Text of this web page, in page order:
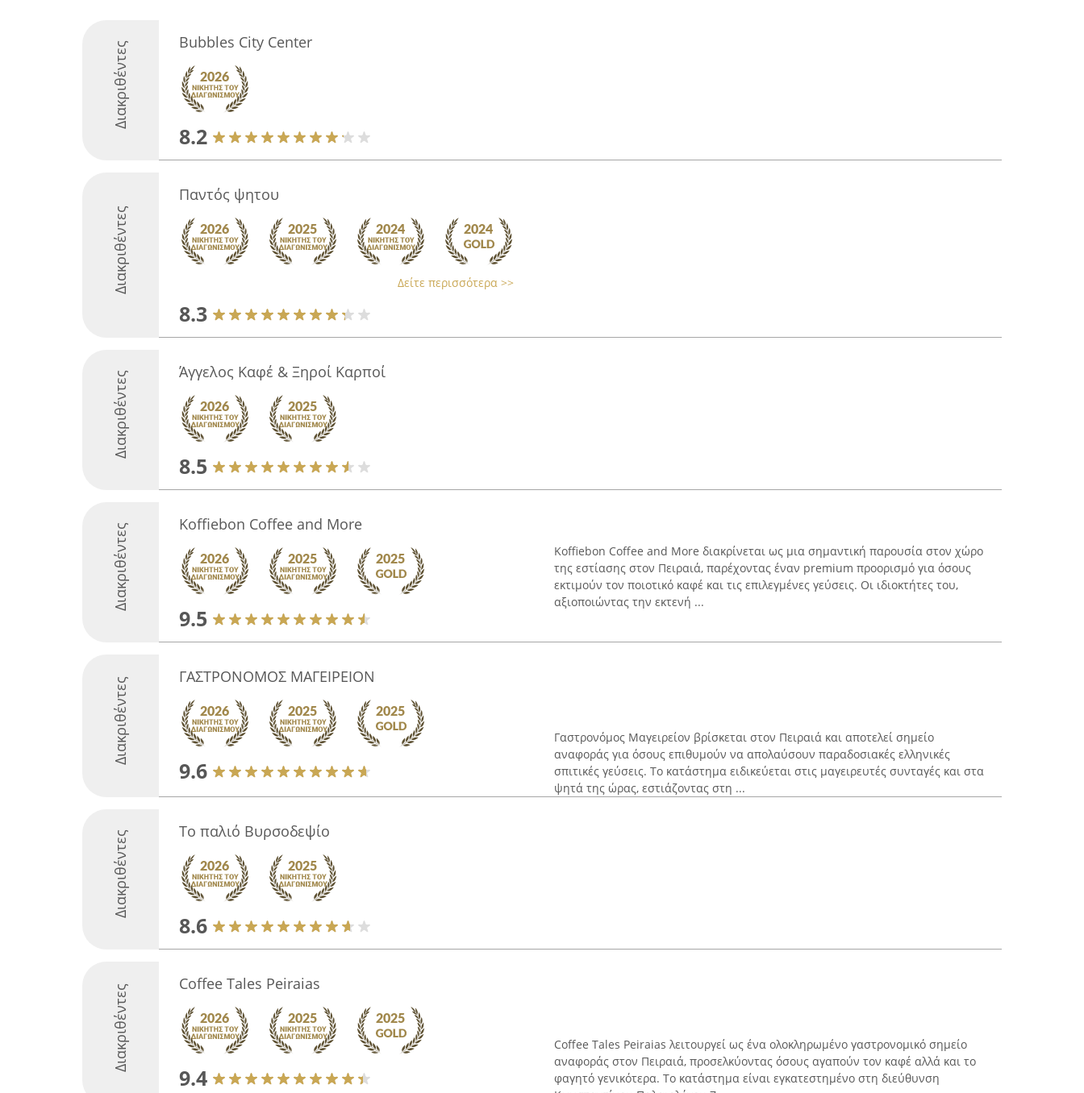
Διακριθέντες Bubbles City Center
8.2
Διακριθέντες
Παντός ψητου
Δείτε περισσότερα >>
8.3
Διακριθέντες Άγγελος Καφέ & Ξηροί Καρποί
8.5
Διακριθέντες Koffiebon Coffee and More
9.5
Koffiebon Coffee and More διακρίνεται ως μια σημαντική παρουσία στον χώρο
της εστίασης στον Πειραιά, παρέχοντας έναν premium προορισμό για όσους
εκτιμούν τον ποιοτικό καφέ και τις επιλεγμένες γεύσεις. Οι ιδιοκτήτες του,
αξιοποιώντας την εκτενή ...
Διακριθέντες ΓΑΣΤΡΟΝΟΜΟΣ ΜΑΓΕΙΡΕΙΟΝ
9.6
Γαστρονόμος Μαγειρείον βρίσκεται στον Πειραιά και αποτελεί σημείο
αναφοράς για όσους επιθυμούν να απολαύσουν παραδοσιακές ελληνικές
σπιτικές γεύσεις. Το κατάστημα ειδικεύεται στις μαγειρευτές συνταγές και στα
ψητά της ώρας, εστιάζοντας στη ...
Διακριθέντες Το παλιό Βυρσοδεψίο
8.6
Διακριθέντες Coffee Tales Peiraias
9.4
Coffee Tales Peiraias λειτουργεί ως ένα ολοκληρωμένο γαστρονομικό σημείο
αναφοράς στον Πειραιά, προσελκύοντας όσους αγαπούν τον καφέ αλλά και το
φαγητό γενικότερα. Το κατάστημα είναι εγκατεστημένο στη διεύθυνση